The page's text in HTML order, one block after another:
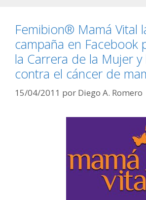
Femibion® Mamá Vital
campaña en Facebook
la Carrera de la Mujer y
contra el cáncer de
15/04/2011 por Diego A. Romero